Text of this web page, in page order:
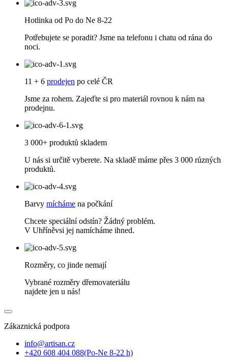
Hotlinka od Po do Ne 8-22
Potřebujete se poradit? Jsme na telefonu i chatu od rána do
noci.
11 + 6 prodejen po celé ČR
Jsme za rohem. Zajeďte si pro materiál rovnou k nám na
prodejnu.
3 000+ produktů skladem
U nás si určitě vyberete. Na skladě máme přes 3 000 různých
produktů.
Barvy mícháme na počkání
Chcete speciální odstín? Žádný problém.
V Uhříněvsi jej namícháme ihned.
Rozměry, co jinde nemají
Vybrané rozměry dřemovateriálu
najdete jen u nás!
Zákaznická podpora
info@artisan.cz
+420 608 404 088(Po-Ne 8-22 h)